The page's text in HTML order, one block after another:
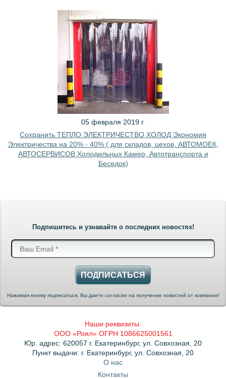
05 февраля 2019 г.
Сохранить ТЕПЛО ЭЛЕКТРИЧЕСТВО ХОЛОД Экономия
Электричества на 20% - 40% ( для складов, цехов, АВТОМОЕК,
АВТОСЕРВИСОВ Холодильных Камер, Автотранспорта и
Беседок)
Подпишитесь и узнавайте о последних новостях!
ПОДПИСАТЬСЯ
Нажимая кнопку подписаться, Вы даете согласие на получение новостей от компании!
Наши реквизиты:
ООО «Роял» ОГРН 1086625001561
Юр. адрес: 620057 г. Екатеринбург, ул. Совхозная, 20
Пункт выдачи: г. Екатеринбург, ул. Совхозная, 20
О нас
Контакты